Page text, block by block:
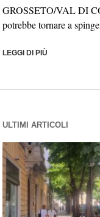
GROSSETO/VAL DI
potrebbe tornare a
LEGGI DI PIÙ
ULTIMI ARTICOLI